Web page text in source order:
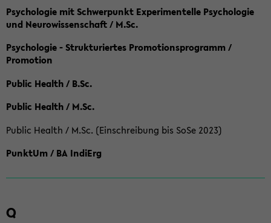
Psychologie mit Schwerpunkt Experimentelle Psychologie
und Neurowissenschaft / M.Sc.
Psychologie - Strukturiertes Promotionsprogramm /
Promotion
Public Health / B.Sc.
Public Health / M.Sc.
Public Health / M.Sc. (Einschreibung bis SoSe 2023)
PunktUm / BA IndiErg
Q